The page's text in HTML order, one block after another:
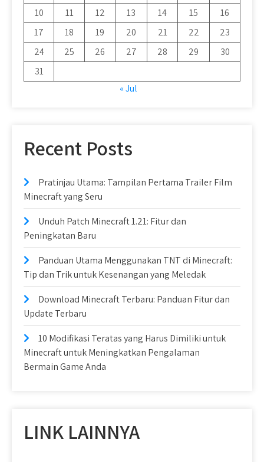
10
11 12 13 14 15
16
17
18 19 20 21 22
23
24
25 26 27 28 29
30
31
« Jul
Recent Posts
Pratinjau Utama: Tampilan Pertama Trailer Film
Minecraft yang Seru
Unduh Patch Minecraft 1.21: Fitur dan
Peningkatan Baru
Panduan Utama Menggunakan TNT di Minecraft:
Tip dan Trik untuk Kesenangan yang Meledak
Download Minecraft Terbaru: Panduan Fitur dan
Update Terbaru
10 Modifikasi Teratas yang Harus Dimiliki untuk
Minecraft untuk Meningkatkan Pengalaman
Bermain Game Anda
LINK LAINNYA